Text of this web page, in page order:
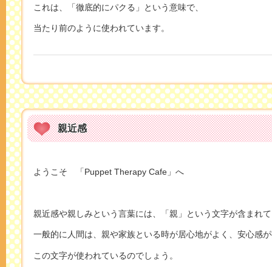
これは、「徹底的にパクる」という意味で、
当たり前のように使われています。
親近感
ようこそ 「Puppet Therapy Cafe」へ
親近感や親しみという言葉には、「親」という文字が含まれ
一般的に人間は、親や家族といる時が居心地がよく、安心感
この文字が使われているのでしょう。